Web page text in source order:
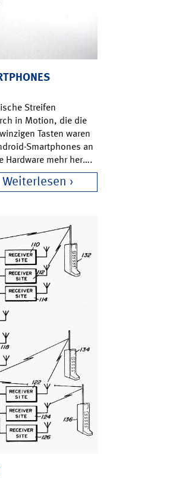
Streifen
in Motion, die die
Tasten waren
Smartphones an
Hardware mehr her….
Weiterlesen